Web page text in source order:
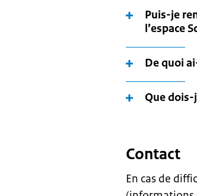
Puis-je
l’espace
De quoi
Que dois-
Contact
En cas de